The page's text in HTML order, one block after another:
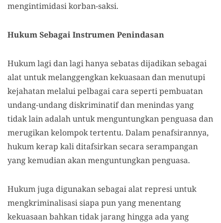
mengintimidasi korban-saksi.
Hukum Sebagai Instrumen Penindasan
Hukum lagi dan lagi hanya sebatas dijadikan sebagai
alat untuk melanggengkan kekuasaan dan menutupi
kejahatan melalui pelbagai cara seperti pembuatan
undang-undang diskriminatif dan menindas yang
tidak lain adalah untuk menguntungkan penguasa dan
merugikan kelompok tertentu. Dalam penafsirannya,
hukum kerap kali ditafsirkan secara serampangan
yang kemudian akan menguntungkan penguasa.
Hukum juga digunakan sebagai alat represi untuk
mengkriminalisasi siapa pun yang menentang
kekuasaan bahkan tidak jarang hingga ada yang